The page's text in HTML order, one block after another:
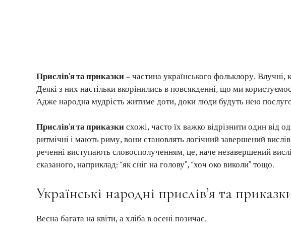
Прислів’я та приказки– частина українського фольклору. Влучні,
Деякі з них настільки вкорінились в повсякденні, що ми
Адже народна мудрість житиме доти, доки люди будуть нею
Прислів’я та приказкисхожі, часто їх важко відрізнити один від
ритмічні і мають риму, вони становлять логічний завершений
реченні виступають словосполученням, це, наче незавершений
сказаного, наприклад: “як сніг на голову”, “хоч око виколи” тощо.
Українські народні прислів’я та
Весна багата на квіти, а хліба в осені позичає.